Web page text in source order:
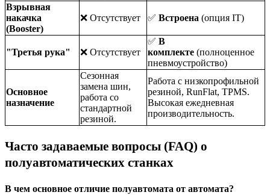
Взрывная
накачка
(Booster)
❌ Отсутствует ✅ Встроена (опция IT)
"Третья рука" ❌ Отсутствует
✅ В
комплекте (полноценное
пневмоустройство)
Основное
назначение
Сезонная
замена шин,
работа со
стандартной
резиной.
Работа с низкопрофильной
резиной, RunFlat, TPMS.
Высокая ежедневная
производительность.
Часто задаваемые вопросы (FAQ) о
полуавтоматических станках
В чем основное отличие полуавтомата от автомата?